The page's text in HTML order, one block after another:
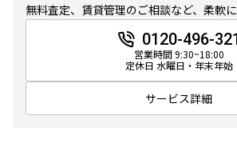
無料査定、賃貸管理のご相談など、柔軟に
0120-496-321
営業時間 9:30~18:00
定休日 水曜日・年末年始
サービス詳細